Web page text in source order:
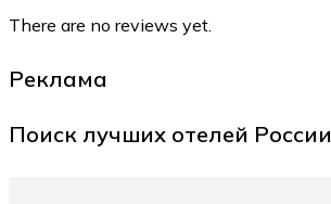
There are no reviews yet.
Реклама
Поиск лучших отелей России